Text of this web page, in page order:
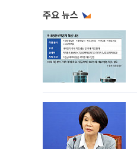
주요 뉴스